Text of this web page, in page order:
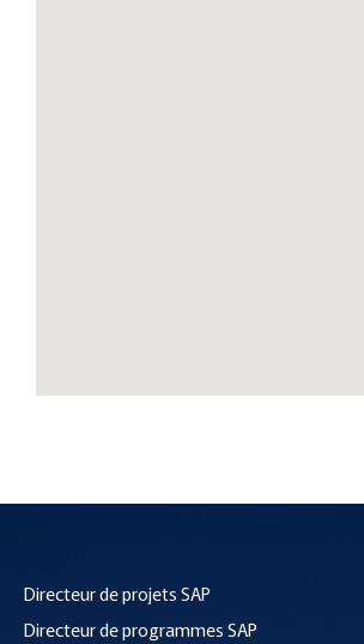
Directeur de projets SAP
Directeur de programmes SAP